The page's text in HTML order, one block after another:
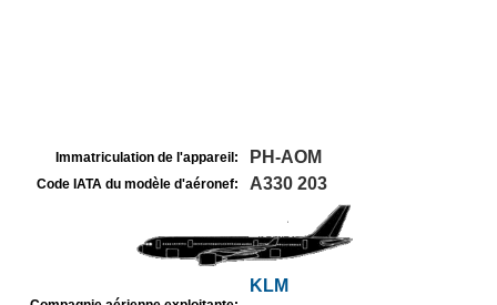
Immatriculation de l'appareil: PH-AOM
Code IATA du modèle d'aéronef: A330 203
KLM